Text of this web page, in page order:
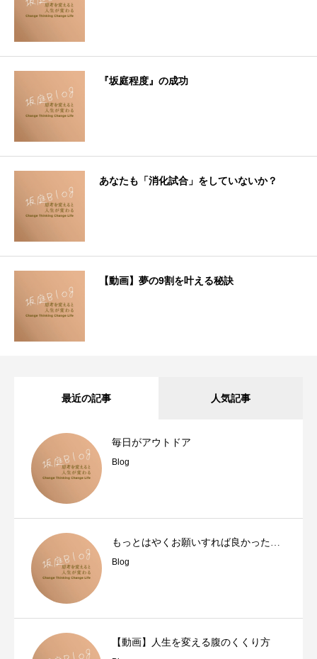
『坂庭程度』の成功
あなたも「消化試合」をしていないか？
【動画】夢の9割を叶える秘訣
最近の記事 人気記事
毎日がアウトドア
Blog
もっとはやくお願いすれば良かった…
Blog
【動画】人生を変える腹のくくり方